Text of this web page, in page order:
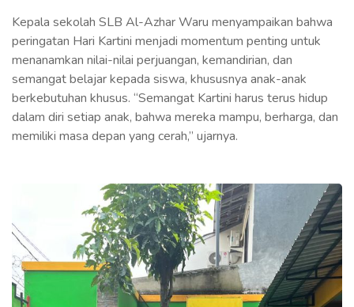
Kepala sekolah SLB Al-Azhar Waru menyampaikan bahwa
peringatan Hari Kartini menjadi momentum penting untuk
menanamkan nilai-nilai perjuangan, kemandirian, dan
semangat belajar kepada siswa, khususnya anak-anak
berkebutuhan khusus. “Semangat Kartini harus terus hidup
dalam diri setiap anak, bahwa mereka mampu, berharga, dan
memiliki masa depan yang cerah,” ujarnya.